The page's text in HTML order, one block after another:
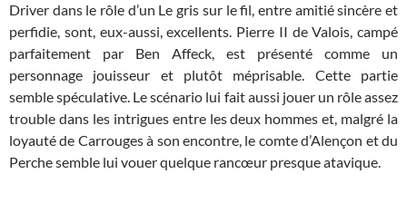
Driver dans le rôle d’un Le gris sur le fil, entre amitié sincère et
perfidie, sont, eux-aussi, excellents. Pierre II de Valois, campé
parfaitement par Ben Affeck, est présenté comme un
personnage jouisseur et plutôt méprisable. Cette partie
semble spéculative. Le scénario lui fait aussi jouer un rôle assez
trouble dans les intrigues entre les deux hommes et, malgré la
loyauté de Carrouges à son encontre, le comte d’Alençon et du
Perche semble lui vouer quelque rancœur presque atavique.